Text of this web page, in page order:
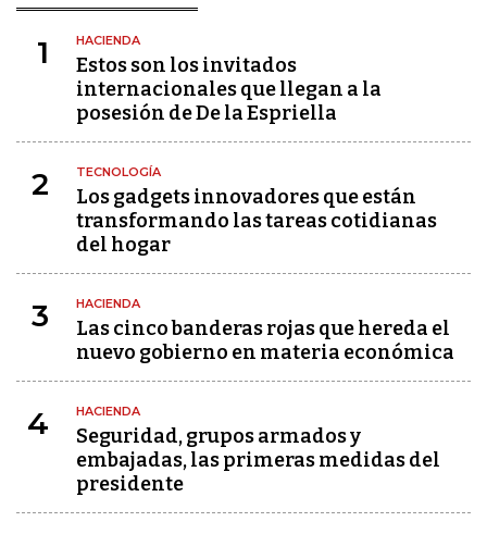
1 HACIENDA
Estos son los invitados
internacionales que llegan a la
posesión de De la Espriella
2 TECNOLOGÍA
Los gadgets innovadores que están
transformando las tareas cotidianas
del hogar
3 HACIENDA
Las cinco banderas rojas que hereda el
nuevo gobierno en materia económica
4 HACIENDA
Seguridad, grupos armados y
embajadas, las primeras medidas del
presidente